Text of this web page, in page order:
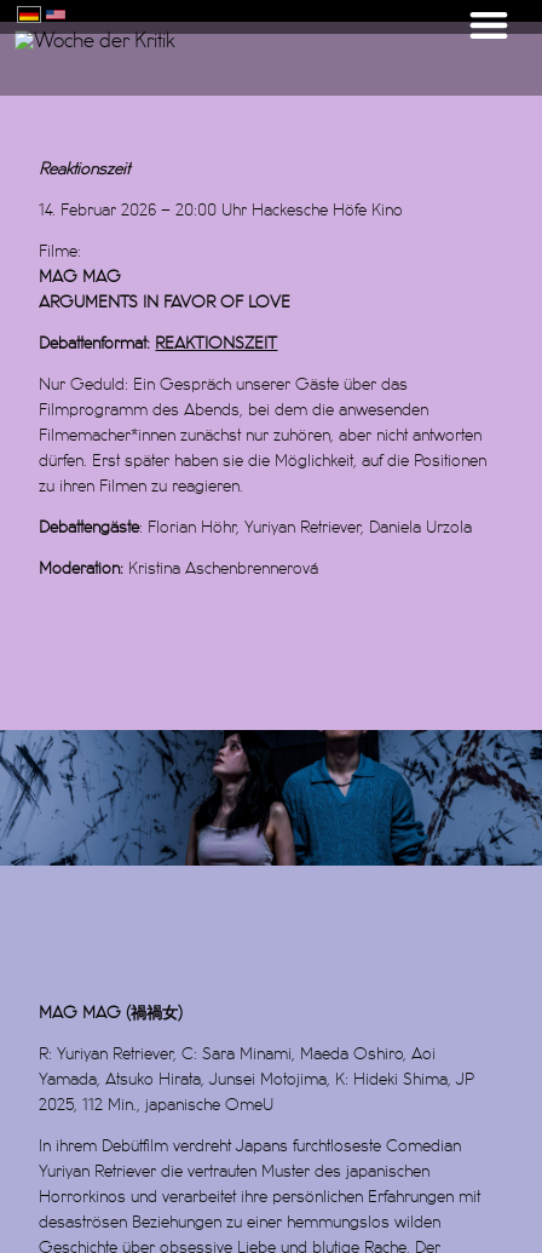
Reaktionszeit
14. Februar 2026 – 20:00 Uhr Hackesche Höfe Kino
Filme:
MAG MAG
ARGUMENTS IN FAVOR OF LOVE
Debattenformat: REAKTIONSZEIT
Nur Geduld: Ein Gespräch unserer Gäste über das
Filmprogramm des Abends, bei dem die anwesenden
Filmemacher*innen zunächst nur zuhören, aber nicht antworten
dürfen. Erst später haben sie die Möglichkeit, auf die Positionen
zu ihren Filmen zu reagieren.
Debattengäste: Florian Höhr, Yuriyan Retriever, Daniela Urzola
Moderation: Kristina Aschenbrennerová
MAG MAG (禍禍女)
R: Yuriyan Retriever, C: Sara Minami, Maeda Oshiro, Aoi
Yamada, Atsuko Hirata, Junsei Motojima, K: Hideki Shima, JP
2025, 112 Min.,
japanische OmeU
In ihrem Debütfilm verdreht Japans furchtloseste Comedian
Yuriyan Retriever die vertrauten Muster des japanischen
Horrorkinos und verarbeitet ihre persönlichen Erfahrungen mit
desaströsen Beziehungen zu einer hemmungslos wilden
Geschichte über obsessive Liebe und blutige Rache. Der